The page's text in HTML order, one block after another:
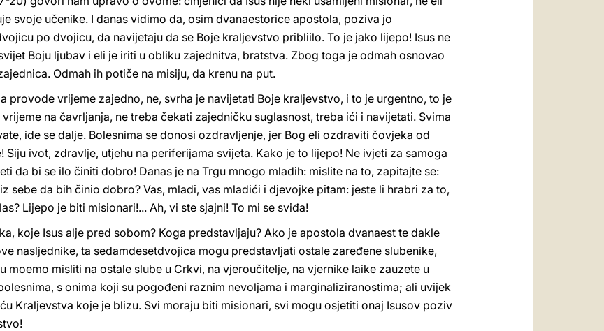
svoje učenike. I danas vidimo da, osim dvanaestorice apostola, poziva jo
po dvojicu, da navijetaju da se Boje kraljevstvo pribliilo. To je jako lijepo! Isus ne
Boju ljubav i eli je iriti u obliku zajednitva, bratstva. Zbog toga je odmah osnovao
Odmah ih potiče na misiju, da krenu na put.
provode vrijeme zajedno, ne, svrha je navijetati Boje kraljevstvo, i to je urgentno, to je
na čavrljanja, ne treba čekati zajedničku suglasnost, treba ići i navijetati. Svima
ide se dalje. Bolesnima se donosi ozdravljenje, jer Bog eli ozdraviti čovjeka od
ivot, zdravlje, utjehu na periferijama svijeta. Kako je to lijepo! Ne ivjeti za samoga
da bi se ilo činiti dobro! Danas je na Trgu mnogo mladih: mislite na to, zapitajte se:
sebe da bih činio dobro? Vas, mladi, vas mladići i djevojke pitam: jeste li hrabri za to,
Lijepo je biti misionari!... Ah, vi ste sjajni! To mi se sviđa!
koje Isus alje pred sobom? Koga predstavljaju? Ako je apostola dvanaest te dakle
nasljednike, ta sedamdesetdvojica mogu predstavljati ostale zaređene slubenike,
moemo misliti na ostale slube u Crkvi, na vjeroučitelje, na vjernike laike zauzete u
s onima koji su pogođeni raznim nevoljama i marginaliziranostima; ali uvijek
Kraljevstva koje je blizu. Svi moraju biti misionari, svi mogu osjetiti onaj Isusov poziv